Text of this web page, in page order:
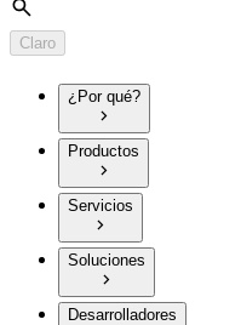
Búsqueda
Claro
¿Por qué?
Productos
Servicios
Soluciones
Desarrolladores